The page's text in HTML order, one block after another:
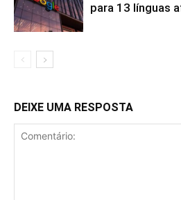
para 13 línguas
DEIXE UMA RESPOSTA